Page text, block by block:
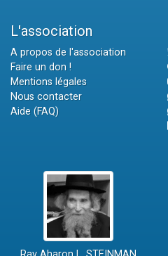
L'association
A propos de l'association
Faire un don !
Mentions légales
Nous contacter
Aide (FAQ)